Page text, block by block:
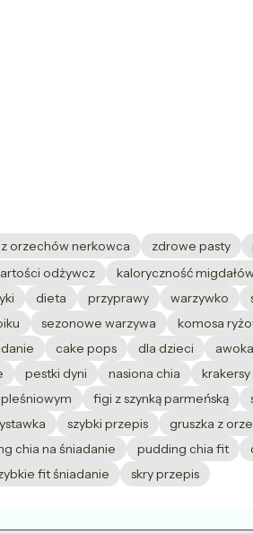
orzechów nerkowca zdrowe pasty
odżywcz kaloryczność
dieta przyprawy warzywko
sezonowe warzywa komosa
cake pops dla dzieci
pestki dyni nasiona chia krakersy
figi z szynką parmeńską
szybki przepis gruszka z
chia na śniadanie pudding chia fit
fit śniadanie skry przepis